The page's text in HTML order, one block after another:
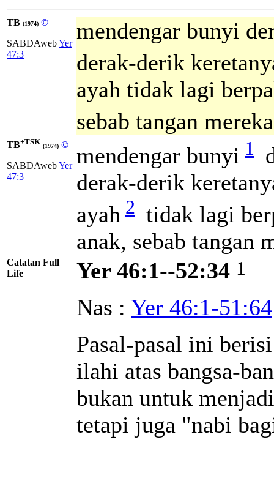
TB (1974) ©
SABDAwebYer
47:3
mendengar bunyi
derak-derik
ayah tidak lagi
sebab tangan
TB+TSK (1974) ©
SABDAwebYer
47:3
mendengar bunyi 1
derak-derik
ayah 2 tidak lagi
anak, sebab tangan
Catatan Full
Life
Yer 46:1--52:34 1
Nas : Yer 46:1-51:64
Pasal-pasal ini
ilahi atas bangsa-
bukan untuk
tetapi juga "nabi